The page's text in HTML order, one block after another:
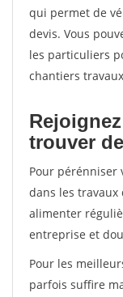
qui permet de
devis. Vous
les particuliers
chantiers
trouver
Pour
dans les
alimenter
entreprise et
Pour les
parfois suffire